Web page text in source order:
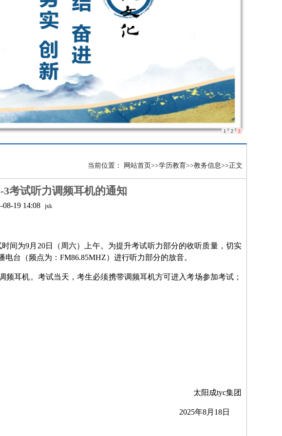
1 2 3
当前位置： 网站首页>>学历教育>>教务信息>>正文
3考试听力调频耳机的通知
08-19 14:08 jxk
间为9月20日（周六）上午。为提升考试听力部分的收听质量，切实
台（频点为：FM86.85MHZ）进行听力部分的放音。
耳机。考试当天，考生必须携带调频耳机方可进入考场参加考试；
太阳成tyc集团
2025年8月18日